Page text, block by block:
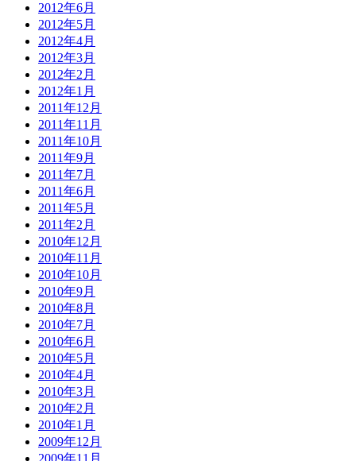
2012年6月
2012年5月
2012年4月
2012年3月
2012年2月
2012年1月
2011年12月
2011年11月
2011年10月
2011年9月
2011年7月
2011年6月
2011年5月
2011年2月
2010年12月
2010年11月
2010年10月
2010年9月
2010年8月
2010年7月
2010年6月
2010年5月
2010年4月
2010年3月
2010年2月
2010年1月
2009年12月
2009年11月